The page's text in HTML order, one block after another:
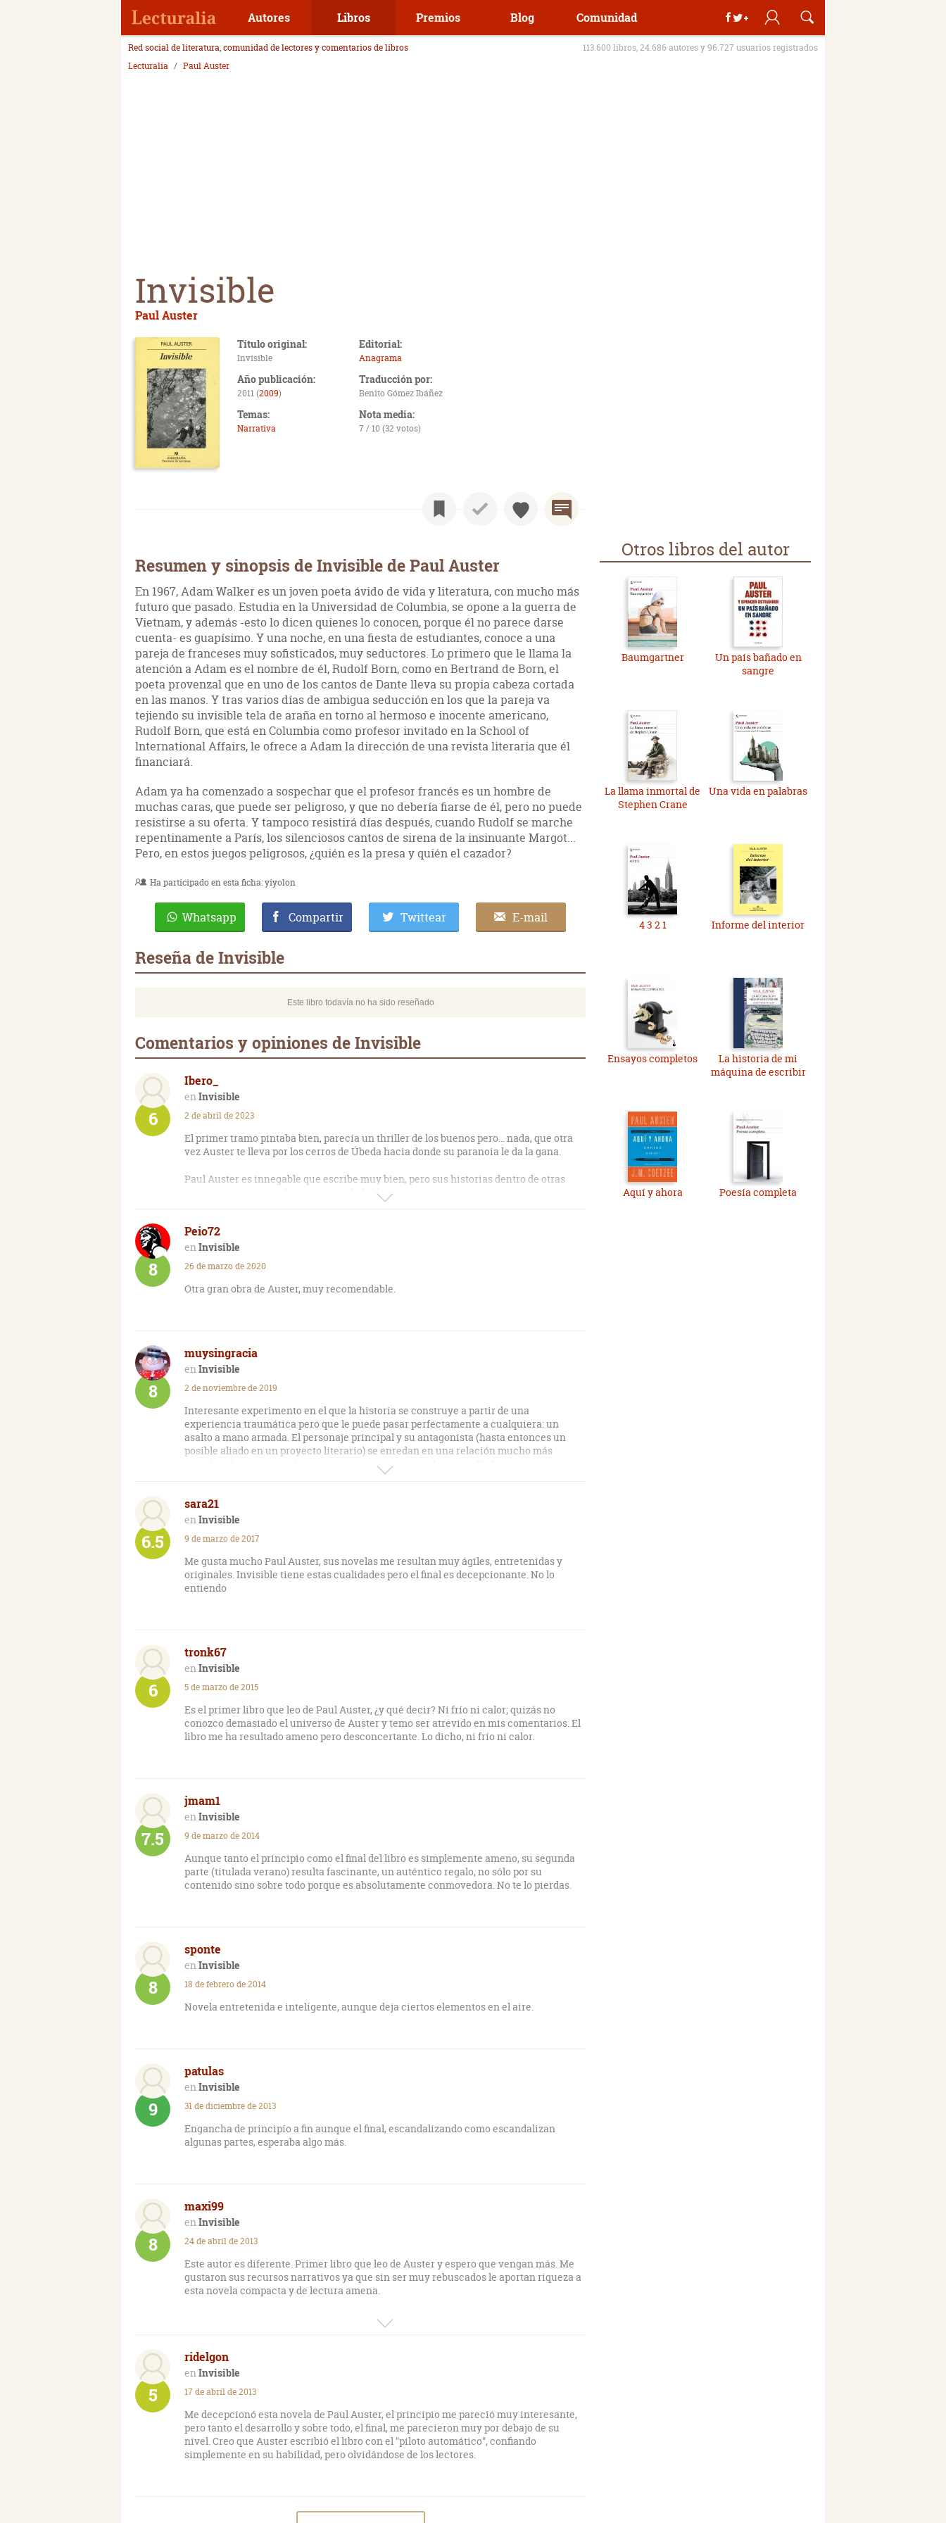
Autores Libros Premios Blog Comunidad
Red social de literatura, comunidad de lectores y comentarios de libros
113.600 libros, 24.686 autores y 96.727 usuarios registrados
Lecturalia
Paul Auster
Invisible
Paul Auster
Título original:
Invisible
Editorial:
Anagrama
Año publicación:
2011 (2009)
Traducción por:
Benito Gómez Ibáñez
Temas:
Narrativa
Nota media:
7 / 10 (32 votos)
Resumen y sinopsis de Invisible de Paul Auster
En 1967, Adam Walker es un joven poeta ávido de vida y literatura, con mucho más
futuro que pasado. Estudia en la Universidad de Columbia, se opone a la guerra de
Vietnam, y además -esto lo dicen quienes lo conocen, porque él no parece darse
cuenta- es guapísimo. Y una noche, en una fiesta de estudiantes, conoce a una
pareja de franceses muy sofisticados, muy seductores. Lo primero que le llama la
atención a Adam es el nombre de él, Rudolf Born, como en Bertrand de Born, el
poeta provenzal que en uno de los cantos de Dante lleva su propia cabeza cortada
en las manos. Y tras varios días de ambigua seducción en los que la pareja va
tejiendo su invisible tela de araña en torno al hermoso e inocente americano,
Rudolf Born, que está en Columbia como profesor invitado en la School of
lnternational Affairs, le ofrece a Adam la dirección de una revista literaria que él
financiará.
Adam ya ha comenzado a sospechar que el profesor francés es un hombre de
muchas caras, que puede ser peligroso, y que no debería fiarse de él, pero no puede
resistirse a su oferta. Y tampoco resistirá días después, cuando Rudolf se marche
repentinamente a París, los silenciosos cantos de sirena de la insinuante Margot...
Pero, en estos juegos peligrosos, ¿quién es la presa y quién el cazador?
Ha participado en esta ficha:yiyolon
Whatsapp Compartir Twittear E-mail
Reseña de Invisible
Este libro todavía no ha sido reseñado
Comentarios y opiniones de Invisible
Ibero_
Invisible
6 2 de abril de 2023
El primer tramo pintaba bien, parecía un thriller de los buenos pero... nada, que otra
vez Auster te lleva por los cerros de Úbeda hacia donde su paranoia le da la gana.
Paul Auster es innegable que escribe muy bien, pero sus historias dentro de otras
historias no avanzan hacia ningún lado lógico.
encuentras por la calle a la única persona que conoces allí, pero que no tienes ni idea
de en que zona vive. Lo típico q le pasa a cualquier persona).
Me gustó más Brooklyn Follies.
Peio72
Invisible
8 26 de marzo de 2020
Otra gran obra de Auster, muy recomendable.
muysingracia
Invisible
8 2 de noviembre de 2019
Interesante experimento en el que la historia se construye a partir de una
experiencia traumática pero que le puede pasar perfectamente a cualquiera: un
asalto a mano armada. El personaje principal y su antagonista (hasta entonces un
posible aliado en un proyecto literario) se enredan en una relación mucho más
complicada, no exenta de venganzas, amenazas y malos ratos. Utiliza varios
narradores e incluso de varias voces y estilos para contar esta narración que tiene
relaciones humanas. Born, el antagonista, es un personaje sumamente complejo y de
difícil clasificación. En resumen, una gran novela que plantea muchas dudas y que no
responde a la intención del autor, que quiere, intuyo, hacernos pensar una vez
cerremos el libro.
sara21
Invisible
6.5 9 de marzo de 2017
Me gusta mucho Paul Auster, sus novelas me resultan muy ágiles, entretenidas y
originales. Invisible tiene estas cualidades pero el final es decepcionante. No lo
entiendo
tronk67
Invisible
6 5 de marzo de 2015
Es el primer libro que leo de Paul Auster, ¿y qué decir? Ni frío ni calor; quizás no
conozco demasiado el universo de Auster y temo ser atrevido en mis comentarios. El
libro me ha resultado ameno pero desconcertante. Lo dicho, ni frío ni calor.
jmam1
Invisible
7.5 9 de marzo de 2014
Aunque tanto el principio como el final del libro es simplemente ameno, su segunda
parte (titulada verano) resulta fascinante, un auténtico regalo, no sólo por su
contenido sino sobre todo porque es absolutamente conmovedora. No te lo pierdas.
sponte
Invisible
8 18 de febrero de 2014
Novela entretenida e inteligente, aunque deja ciertos elementos en el aire.
patulas
Invisible
9 31 de diciembre de 2013
Engancha de principio a fin aunque el final, escandalizando como escandalizan
algunas partes, esperaba algo más.
maxi99
Invisible
8 24 de abril de 2013
Este autor es diferente. Primer libro que leo de Auster y espero que vengan más. Me
gustaron sus recursos narrativos ya que sin ser muy rebuscados le aportan riqueza a
esta novela compacta y de lectura amena.
Logra con maestría que la trama sea intrigante y los personajes enigmáticos,
llevando al lector a momentos inconfortables.
ridelgon
Invisible
5 17 de abril de 2013
Me decepcionó esta novela de Paul Auster, el principio me pareció muy interesante,
pero tanto el desarrollo y sobre todo, el final, me parecieron muy por debajo de su
nivel. Creo que Auster escribió el libro con el "piloto automático", confiando
simplemente en su habilidad, pero olvidándose de los lectores.
Otros libros del autor
Baumgartner
Un país bañado en
sangre
La llama inmortal de
Stephen Crane
Una vida en palabras
4 3 2 1 Informe del interior
Ensayos completos
La historia de mi
máquina de escribir
Aquí y ahora Poesía completa